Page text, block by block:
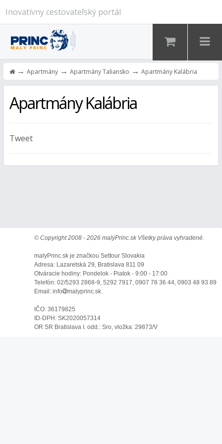
Inovatívny cestovateľský portál
→ Apartmány→ Apartmány Taliansko → Apartmány Kalábria
Apartmány Kalábria
Tweet
© Copyright 2008 - 2026 malýPrinc.sk Všetky práva vyhradené.
malyPrinc.sk je značkou Settour Slovakia
Adresa: Lazaretská 29, Bratislava 811 09
Otváracie hodiny: Pondelok - Piatok - 9:00 - 17:00
Telefón: 02/5293 2868-9, 5292 7917, 0907 78 36 44, 0903 48 93 89
Email: info
malyprinc.sk
IČO: 36179825
ID-DPH: SK2020057314
OR SR Bratislava I. odd.: Sro, vložka: 29873/V